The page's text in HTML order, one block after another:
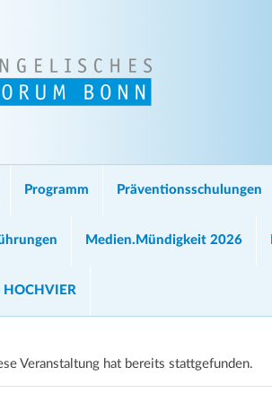
Programm Präventionsschulungen
Medien.Mündigkeit 2026
Veranstaltung hat bereits stattgefunden.